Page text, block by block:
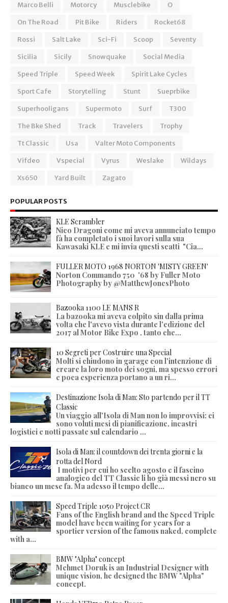
Marco Belli
Motorcy Musclebike
O
On The Road
Pit Bike Riders
Rocket68
Rossi
Salt Lake Sci-Fi Scoop
Seventy
Sicilia
Sicily Snowquake
Social Media
Speed Triple
Speed Week
Spirit Lake Cycles
Sport Cafe
Storytelling Stunt
Sueprbike
Superhooligans
Supermoto Surf
T300
The Bke Shed
Track Travelers
Trophy
Tt Classic
Usa
Valter Moto Components
Vifdeo
Vspecial Vyrus Weslake
Wildays
Xs650
Yard Built Zagato
POPULAR POSTS
KLE Scrambler
Nico Dragoni come mi aveva annunciato tempo
fà ha completato i suoi lavori sulla sua
Kawasaki KLE e mi invia questi scatti "Cia...
FULLER MOTO 1968 NORTON 'MISTY GREEN'
Norton Commando 750 '68 by Fuller Moto
Photography by @MatthewJonesPhoto
Bazooka 1100 LE MANS R
La bazooka mi aveva colpito sin dalla prima
volta che l'avevo vista durante l'edizione del
2017 al Motor Bike Expo , tanto che...
10 Segreti per Costruire una Special
Molti si chiudono in garage con l'intenzione di
creare la loro moto dei sogni, ma spesso errori
e poca esperienza portano a un ri...
Destinazione Isola di Man: Sto partendo per il TT
Classic
Un viaggio all'Isola di Man non lo improvvisi: ci
sono voluti mesi di pianificazione, incastri
logistici e notti passate sul calendario ...
Isola di Man: il countdown dei trenta giorni e la
rotta del Nord
I motivi per cui ho scelto agosto e il fascino
analogico del TT Classic li ho già messi nero su
bianco un mese fa. Ma adesso il tempo delle...
Speed Triple 1050 Project CR
Fans of the English brand and the Speed Triple
model have been waiting for years for a
sportier version of the famous naked, complete
with a...
BMW "Alpha" concept
Mehmet Doruk is an Industrial Designer with
unique vision, he designed the BMW "Alpha"
concept.